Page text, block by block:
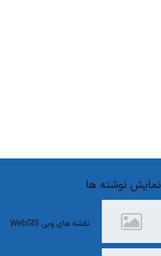
نمایش نوشته ها
نقشه های وبی WebGIS